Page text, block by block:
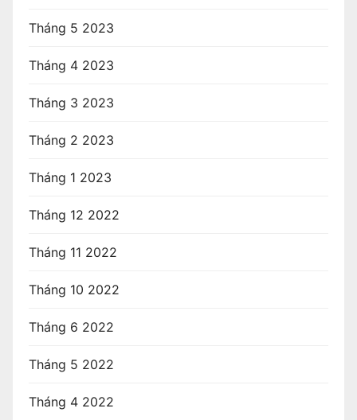
Tháng 5 2023
Tháng 4 2023
Tháng 3 2023
Tháng 2 2023
Tháng 1 2023
Tháng 12 2022
Tháng 11 2022
Tháng 10 2022
Tháng 6 2022
Tháng 5 2022
Tháng 4 2022